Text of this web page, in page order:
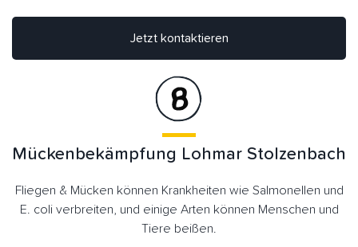
Jetzt kontaktieren
Mückenbekämpfung Lohmar Stolzenbach
Fliegen & Mücken können Krankheiten wie Salmonellen und
E. coli verbreiten, und einige Arten können Menschen und
Tiere beißen.